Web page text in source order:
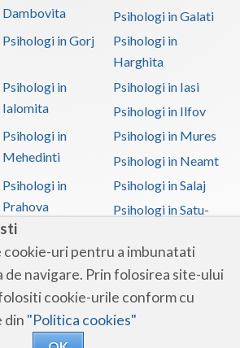
uri pentru a imbunatati
navigare. Prin folosirea site-ului
cookie-urile conform cu
din "Politica cookies"
Dambovita
Psihologi in Galati
Psihologi in Gorj
Psihologi in
Harghita
Psihologi in
Ialomita
Psihologi in Iasi
Psihologi in Ilfov
Psihologi in
Mehedinti
Psihologi in Mures
Psihologi in Neamt
Psihologi in
Prahova
Psihologi in Salaj
Psihologi in Satu-
Psihologi in
Suceava
Psihologi in
Teleorman
Psihologi in Tulcea Psihologi in Valcea
Psihologi in